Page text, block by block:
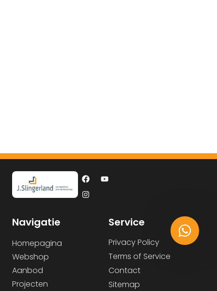
Navigatie
Homepagina
Webshop
Aanbod
Projecten
Service
Privacy Policy
Terms of Service
Contact
Sitemap